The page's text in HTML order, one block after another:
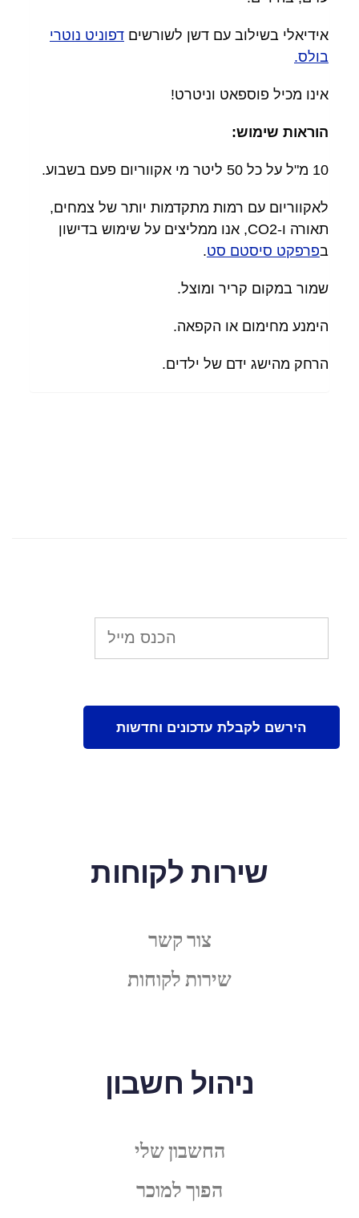
אידיאלי בשילוב עם דשן לשורשים דפוניט נוטרי
בולס.
אינו מכיל פוספאט וניטרט!
הוראות שימוש:
10 מ"ל על כל 50 ליטר מי אקווריום פעם בשבוע.
לאקווריום עם רמות מתקדמות יותר של צמחים,
תאורה ו-CO2, אנו ממליצים על שימוש בדישון
בפרפקט סיסטם סט.
שמור במקום קריר ומוצל.
הימנע מחימום או הקפאה.
הרחק מהישג ידם של ילדים.
שירות לקוחות
צור קשר
שירות לקוחות
ניהול חשבון
החשבון שלי
הפוך למוכר